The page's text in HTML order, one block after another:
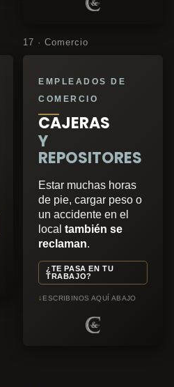
17 · Comercio
EMPLEADOS DE
COMERCIO
CAJERAS
Y
REPOSITORES
Estar muchas horas
de pie, cargar peso o
un accidente en el
local también se
reclaman.
¿TE PASA EN TU
TRABAJO?
↓ ESCRIBINOS AQUÍ ABAJO